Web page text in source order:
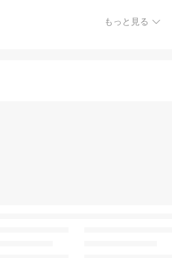
もっと見る